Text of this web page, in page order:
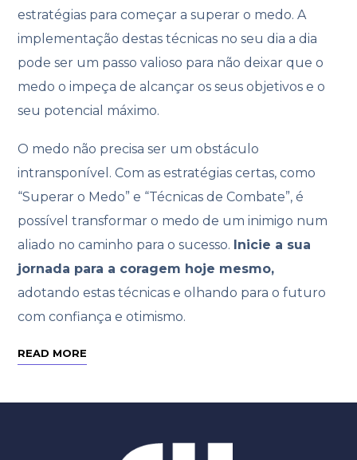
estratégias para começar a superar o medo. A
implementação destas técnicas no seu dia a dia
pode ser um passo valioso para não deixar que o
medo o impeça de alcançar os seus objetivos e o
seu potencial máximo.
O medo não precisa ser um obstáculo
intransponível. Com as estratégias certas, como
“Superar o Medo” e “Técnicas de Combate”, é
possível transformar o medo de um inimigo num
aliado no caminho para o sucesso. Inicie a sua
jornada para a coragem hoje mesmo,
adotando estas técnicas e olhando para o futuro
com confiança e otimismo.
READ MORE